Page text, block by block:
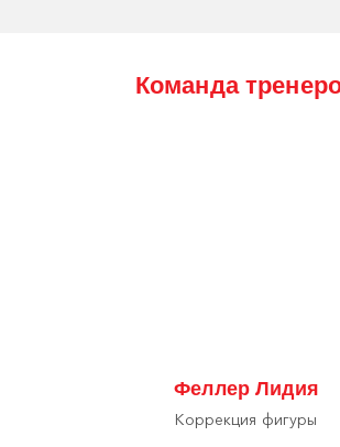
Команда
Феллер Лидия
Коррекция фигуры